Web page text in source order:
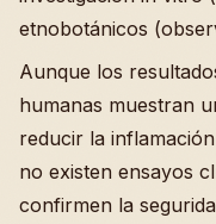
etnobotánicos
Aunque los
humanas muestran
reducir la
no existen ensayos
confirmen la